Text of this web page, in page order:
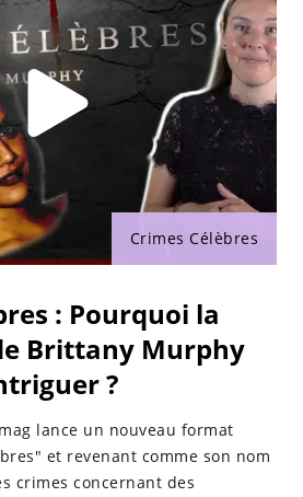
Crimes Célèbres
: Pourquoi la
Brittany Murphy
?
lance un nouveau format
et revenant comme son nom
crimes concernant des